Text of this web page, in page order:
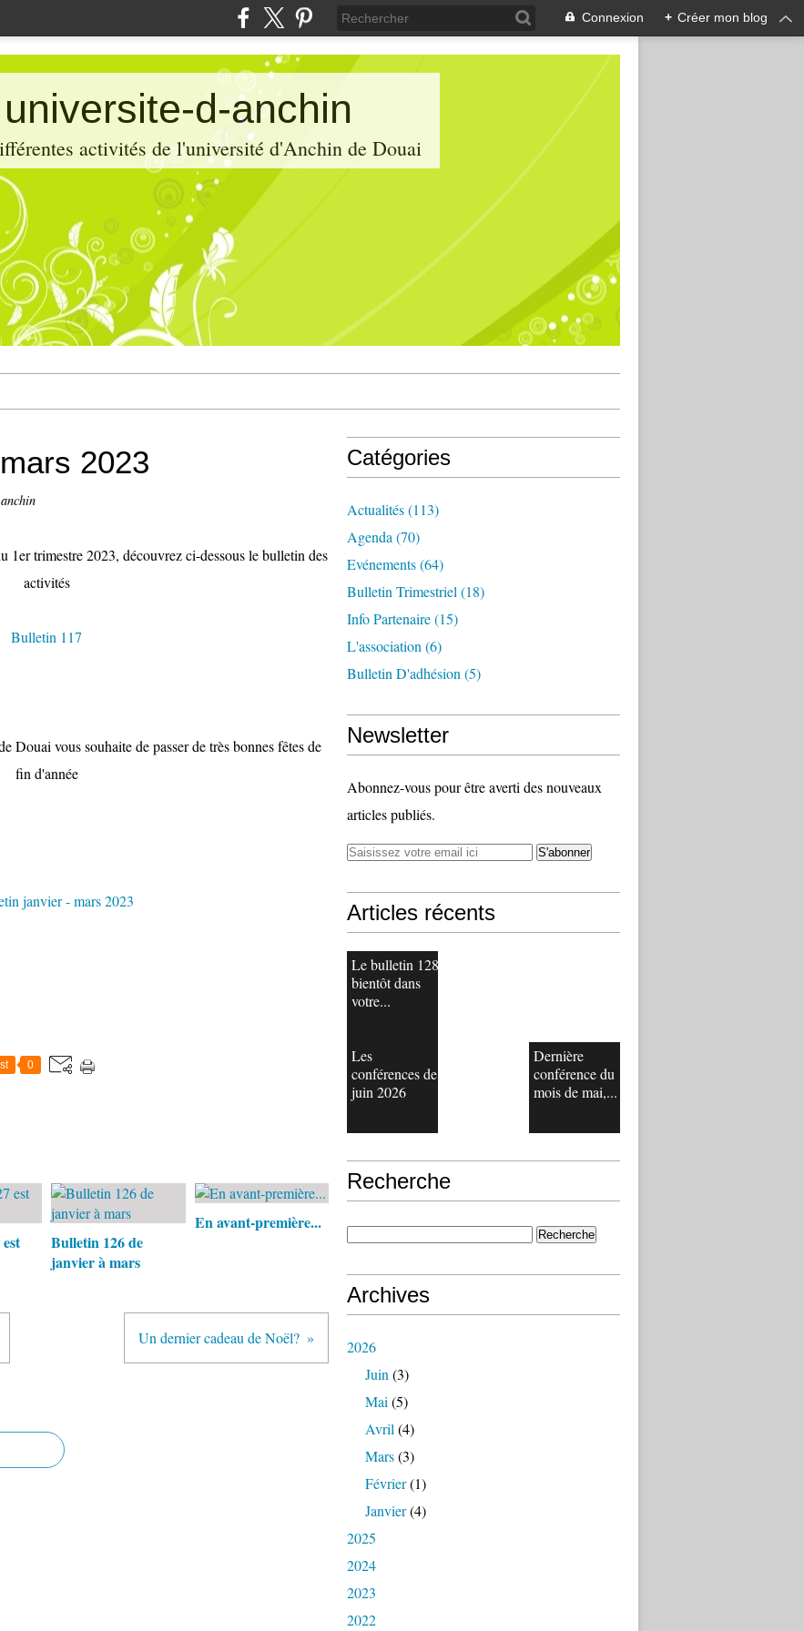
Connexion + Créer mon blog
d-anchin
activités de l'université d'Anchin de Douai
2023
1er trimestre 2023, découvrez ci-dessous le bulletin des
activités
Bulletin 117
vous souhaite de passer de très bonnes fêtes de
fin d'année
0
Bulletin 126 de
janvier à mars
En avant-première...
Un dernier cadeau de Noël?
Catégories
Actualités(113)
Agenda (70)
Evénements(64)
Bulletin Trimestriel (18)
Info Partenaire(15)
L'association (6)
Bulletin D'adhésion (5)
Newsletter
Abonnez-vous pour être averti des nouveaux
articles publiés.
Articles récents
Le bulletin 128
bientôt dans
votre...
Les
conférences de
juin 2026
Dernière
conférence du
mois de mai,...
Recherche
Archives
2026
Juin (3)
Mai (5)
Avril (4)
Mars(3)
Février(1)
Janvier(4)
2025
2024
2023
2022